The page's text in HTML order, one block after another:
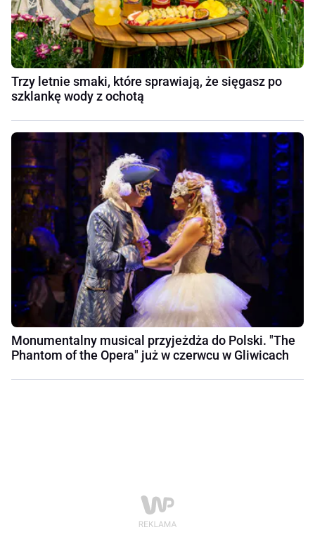
Trzy letnie smaki, które sprawiają, że sięgasz po
szklankę wody z ochotą
Monumentalny musical przyjeżdża do Polski. "The
Phantom of the Opera" już w czerwcu w Gliwicach